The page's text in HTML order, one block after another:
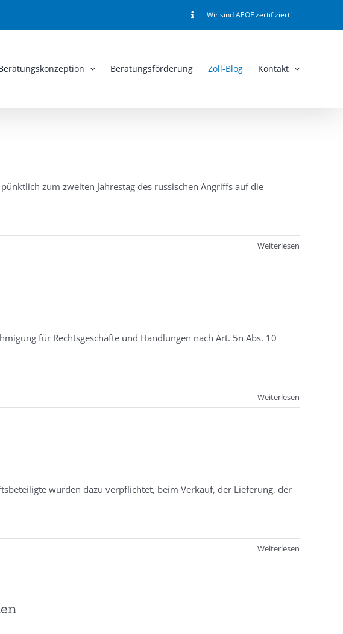
Wir sind AEOF zertifiziert!
Beratungsförderung Zoll-Blog Kontakt
zum zweiten Jahrestag des russischen Angriffs auf die
Weiterlesen
für Rechtsgeschäfte und Handlungen nach Art. 5n Abs. 10
Weiterlesen
wurden dazu verpflichtet, beim Verkauf, der Lieferung, der
Weiterlesen